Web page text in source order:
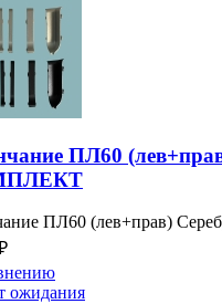
ПЛ60
ПЛ60 (лев+прав)
ожидания